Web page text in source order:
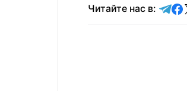
Читайте нас в: